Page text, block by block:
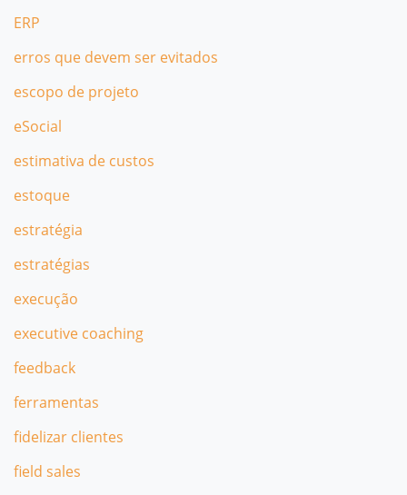
ERP
erros que devem ser evitados
escopo de projeto
eSocial
estimativa de custos
estoque
estratégia
estratégias
execução
executive coaching
feedback
ferramentas
fidelizar clientes
field sales